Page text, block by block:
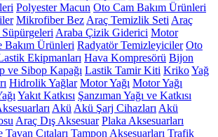
Polyester Macun Oto Cam Bakım Ürünleri
Mikrofiber Bez Araç Temizlik Seti Araç
Araba Çizik Giderici Motor
Bakım Ürünleri Radyatör Temizleyiciler Oto
Ekipmanları Hava Kompresörü Bijon
ve Sibop Kapağı Lastik Tamir Kiti KrikoYağ
Hidrolik Yağlar Motor Yağı Motor Yağı
Yakıt Katkısı Şanzıman Yağı ve Katkısı
Akü Akü Şarj Cihazları Akü
Araç Dış Aksesuar Plaka Aksesuarları
Tavan Çıtaları Tampon Aksesuarları Trafik